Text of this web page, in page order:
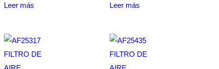
Leer más Leer más